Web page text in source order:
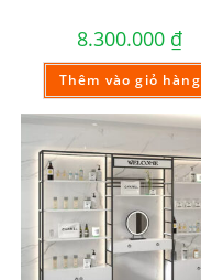
8.300.000 ₫
Thêm vào giỏ hàng